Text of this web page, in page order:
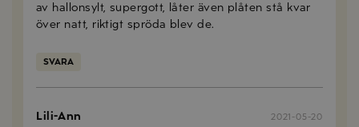
av hallonsylt, supergott, låter även plåten stå kvar
över natt, riktigt spröda blev de.
SVARA
Lili-Ann 2021-05-20